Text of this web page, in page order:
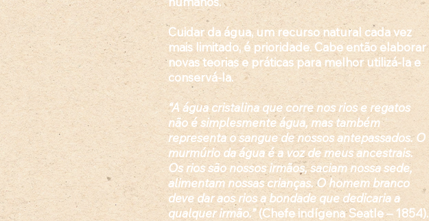
Cuidar da água, um recurso natural cada vez
mais limitado, é prioridade. Cabe então elaborar
novas teorias e práticas para melhor utilizá-la e
conservá-la.
“A água cristalina que corre nos rios e regatos
não é simplesmente água, mas também
representa o sangue de nossos antepassados. O
murmúrio da água é a voz de meus ancestrais.
Os rios são nossos irmãos, saciam nossa sede,
alimentam nossas crianças. O homem branco
deve dar aos rios a bondade que dedicaria a
qualquer irmão.”(Chefe indígena Seatle – 1854).